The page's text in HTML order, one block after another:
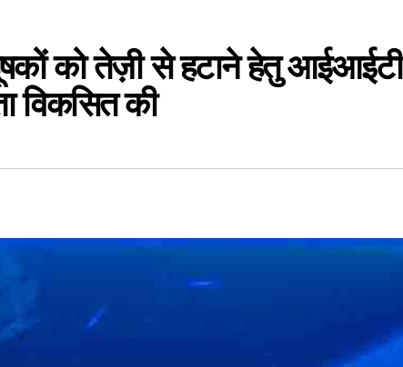
को तेज़ी से हटाने हेतु आईआईटी
विकसित की